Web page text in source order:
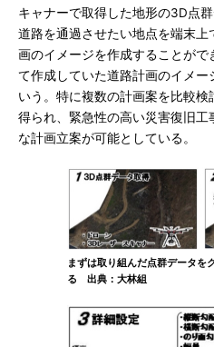
キャナーで取得した地形の3D点
道路を通過させたい地点を端末
画のイメージを作成することが
て作成していた道路計画のイメー
いう。特に複数の計画案を比較
得られ、緊急性の高い災害復旧
な計画立案が可能としている。
まずは取り組んだ点群データを
る 出典：大林組